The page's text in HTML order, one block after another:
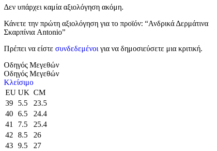
Δεν υπάρχει καμία αξιολόγηση ακόμη.
Κάνετε την πρώτη αξιολόγηση για το προϊόν: “Ανδρικά Δερμάτινα
Σκαρπίνια Antonio”
Πρέπει να είστε συνδεδεμένοι για να δημοσιεύσετε μια κριτική.
Οδηγός Μεγεθών
Οδηγός Μεγεθών
Κλείσιμο
EU UK CM
39
5.5
23.5
40 6.5
24.4
41
7.5
25.4
42
8.5
26
43 9.5
27